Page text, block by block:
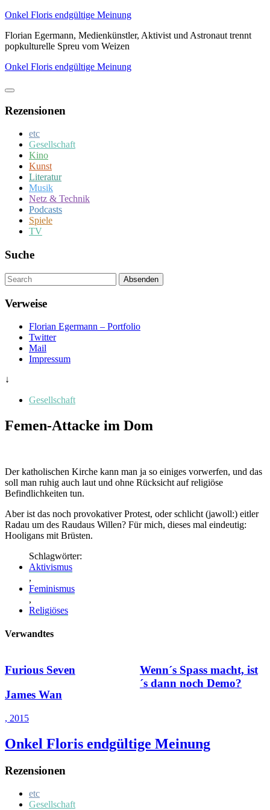
Zum
springen
Onkel Floris endgültige Meinung
Florian Egermann, Medienkünstler, Aktivist und Astronaut trennt
popkulturelle Spreu vom Weizen
Onkel Floris endgültige Meinung
Rezensionen
etc
Gesellschaft
Kino
Kunst
Literatur
Musik
Netz & Technik
Podcasts
Spiele
TV
Suche
Um
diese
Seite
zu
suchen,
geben
einen
Suchbegriff
ein
Absenden
Verweise
Florian Egermann – Portfolio
Twitter
Mail
Impressum
↓
Gesellschaft
Femen-Attacke im Dom
Der katholischen Kirche kann man ja so einiges vorwerfen, und das
soll man ruhig auch laut und ohne Rücksicht auf religiöse
Befindlichkeiten tun.
Aber ist das noch provokativer Protest, oder schlicht (jawoll:) eitler
Radau um des Raudaus Willen? Für mich, dieses mal eindeutig:
Hooligans mit Brüsten.
Schlagwörter:
Aktivismus
,
Feminismus
,
Religiöses
Verwandtes
Furious Seven
James Wan
, 2015
Wenn´s Spass macht, ist
´s dann noch Demo?
Onkel Floris endgültige Meinung
Rezensionen
etc
Gesellschaft